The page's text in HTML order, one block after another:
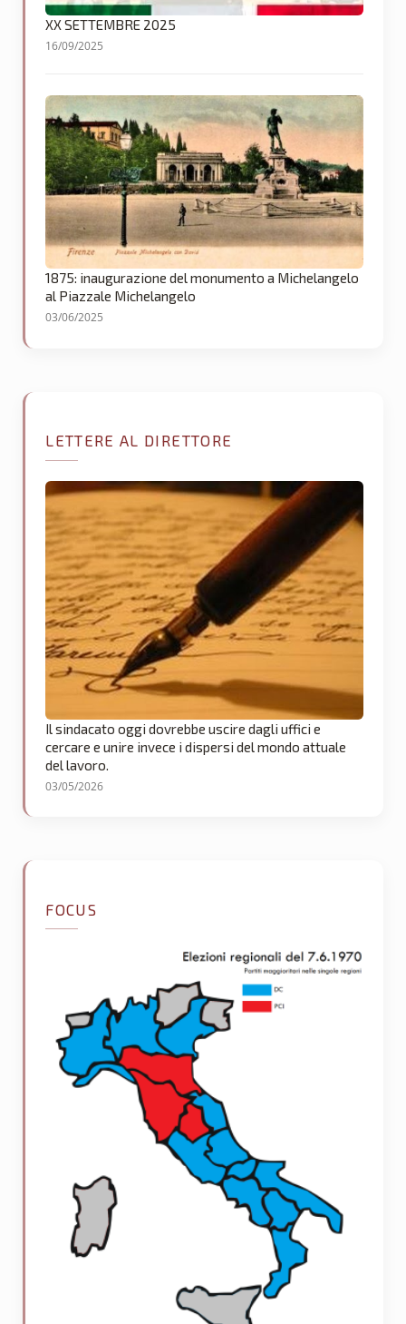
XX SETTEMBRE 2025
16/09/2025
1875: inaugurazione del monumento a Michelangelo
al Piazzale Michelangelo
03/06/2025
LETTERE AL DIRETTORE
Il sindacato oggi dovrebbe uscire dagli uffici e
cercare e unire invece i dispersi del mondo attuale
del lavoro.
03/05/2026
FOCUS